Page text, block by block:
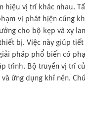
hiệu vị trí khác nhau.
vi phát hiện cũng
cho bộ kẹp và xy
bị. Việc này giúp
pháp phổ biến có
trình. Bộ truyền vị trí
ứng dụng khí nén.